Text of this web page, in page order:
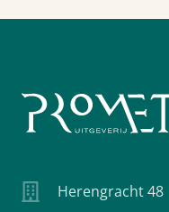
Herengracht 48